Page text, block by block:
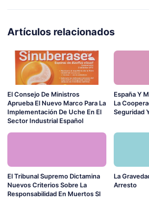
Artículos relacionados
El Consejo De Ministros
Aprueba El Nuevo Marco Para La
Implementación De Uche En El
Sector Industrial Español
España Y
La
Seguridad
El Tribunal Supremo Dictamina
Nuevos Criterios Sobre La
Responsabilidad En Muertos Sl
La
Arresto